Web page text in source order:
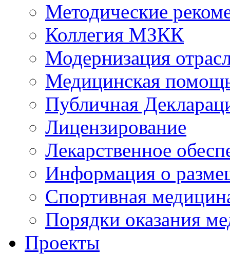
Методические
Коллегия МЗКК
Модернизация
Медицинская
Публичная
Лицензирование
Лекарственное
Информация о
Спортивная
Порядки оказания
Проекты